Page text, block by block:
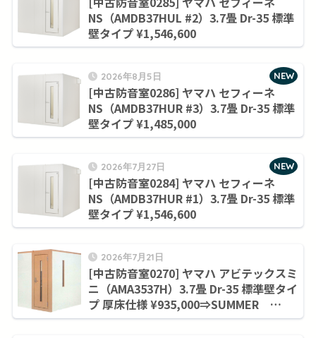
NS（AMDB37HUL #2）3.7畳 Dr-35 標準
壁タイプ ¥1,546,600
2026年8月5日
[中古防音室0286] ヤマハ セフィーネ
NS（AMDB37HUR #3）3.7畳 Dr-35 標準
壁タイプ ¥1,485,000
NEW
2026年7月27日
[中古防音室0284] ヤマハ セフィーネ
NS（AMDB37HUR #1）3.7畳 Dr-35 標準
壁タイプ ¥1,546,600
NEW
2026年7月21日
[中古防音室0270] ヤマハ アビテックスミ
ニ（AMA3537H）3.7畳 Dr-35 標準壁タイ
プ 厚床仕様 ¥935,000⇒SUMMER
SALE！９月末まで¥858,000